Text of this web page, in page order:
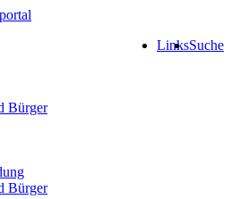
LinksSuche
Bürger
Bürger